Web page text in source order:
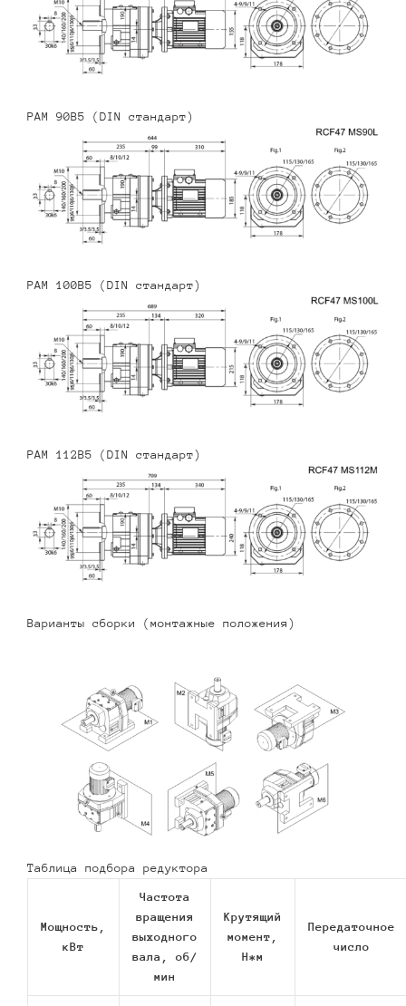
PAM 90B5 (DIN стандарт)
PAM 100B5 (DIN стандарт)
PAM 112B5 (DIN стандарт)
Варианты сборки (монтажные положения)
Таблица подбора редуктора
Мощность,
кВт
Частота
вращения
выходного
вала, об/
мин
Крутящий
момент,
Н*м
Передаточное
число